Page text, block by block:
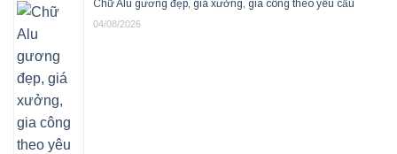
Chữ Alu gương đẹp, giá xưởng, gia công theo yêu cầu
04/08/2026